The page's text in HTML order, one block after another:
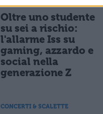
Oltre uno studente
su sei a rischio:
l'allarme Iss su
gaming, azzardo e
social nella
generazione Z
CONCERTI & SCALETTE